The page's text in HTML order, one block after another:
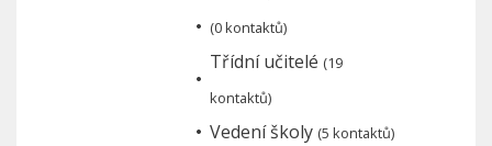
(0 kontaktů)
Třídní učitelé (19
kontaktů)
Vedení školy (5 kontaktů)